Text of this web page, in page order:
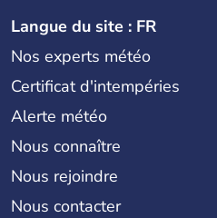
Langue du site : FR
Nos experts météo
Certificat d'intempéries
Alerte météo
Nous connaître
Nous rejoindre
Nous contacter